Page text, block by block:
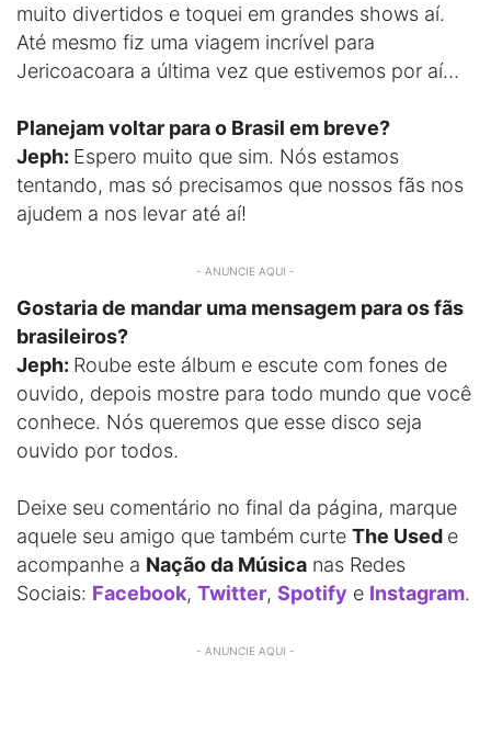
muito divertidos e toquei em grandes shows aí.
Até mesmo fiz uma viagem incrível para
Jericoacoara a última vez que estivemos por aí…
Planejam voltar para o Brasil em breve?
Jeph: Espero muito que sim. Nós estamos
tentando, mas só precisamos que nossos fãs nos
ajudem a nos levar até aí!
- ANUNCIE AQUI -
Gostaria de mandar uma mensagem para os fãs
brasileiros?
Jeph: Roube este álbum e escute com fones de
ouvido, depois mostre para todo mundo que você
conhece. Nós queremos que esse disco seja
ouvido por todos.
Deixe seu comentário no final da página, marque
aquele seu amigo que também curte The Used e
acompanhe a Nação da Música nas Redes
Sociais: Facebook, Twitter, Spotify e Instagram.
- ANUNCIE AQUI -